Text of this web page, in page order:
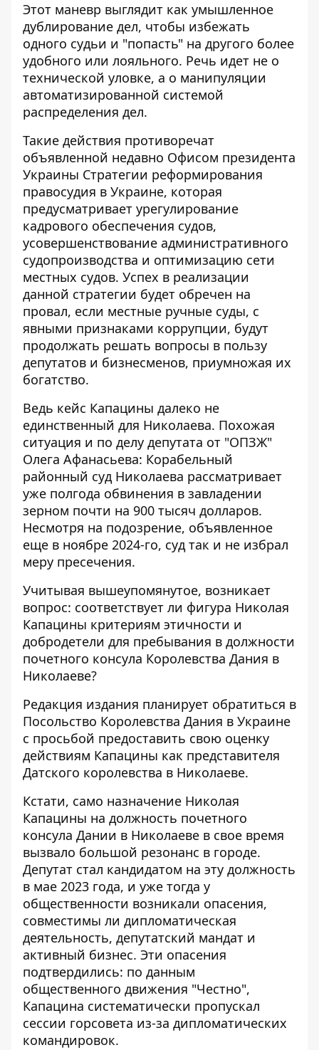
Этот маневр выглядит как умышленное
дублирование дел, чтобы избежать
одного судьи и "попасть" на другого более
удобного или лояльного. Речь идет не о
технической уловке, а о манипуляции
автоматизированной системой
распределения дел.
Такие действия противоречат
объявленной недавно Офисом президента
Украины Стратегии реформирования
правосудия в Украине, которая
предусматривает урегулирование
кадрового обеспечения судов,
усовершенствование административного
судопроизводства и оптимизацию сети
местных судов. Успех в реализации
данной стратегии будет обречен на
провал, если местные ручные суды, с
явными признаками коррупции, будут
продолжать решать вопросы в пользу
депутатов и бизнесменов, приумножая их
богатство.
Ведь кейс Капацины далеко не
единственный для Николаева. Похожая
ситуация и по делу депутата от "ОПЗЖ"
Олега Афанасьева: Корабельный
районный суд Николаева рассматривает
уже полгода обвинения в завладении
зерном почти на 900 тысяч долларов.
Несмотря на подозрение, объявленное
еще в ноябре 2024-го, суд так и не избрал
меру пресечения.
Учитывая вышеупомянутое, возникает
вопрос: соответствует ли фигура Николая
Капацины критериям этичности и
добродетели для пребывания в должности
почетного консула Королевства Дания в
Николаеве?
Редакция издания планирует обратиться в
Посольство Королевства Дания в Украине
с просьбой предоставить свою оценку
действиям Капацины как представителя
Датского королевства в Николаеве.
Кстати, само назначение Николая
Капацины на должность почетного
консула Дании в Николаеве в свое время
вызвало большой резонанс в городе.
Депутат стал кандидатом на эту должность
в мае 2023 года, и уже тогда у
общественности возникали опасения,
совместимы ли дипломатическая
деятельность, депутатский мандат и
активный бизнес. Эти опасения
подтвердились: по данным
общественного движения "Честно",
Капацина систематически пропускал
сессии горсовета из-за дипломатических
командировок.